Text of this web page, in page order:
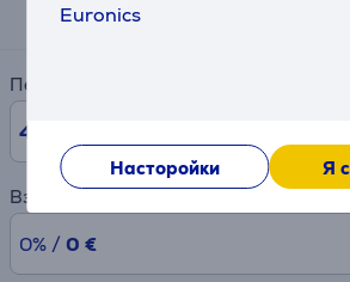
Euronics
Насторойки Я
Период
48
Взнос
0% / 0 €